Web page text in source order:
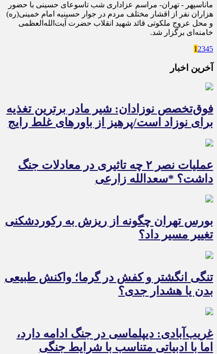
ماناسپهر - تهران- مراسم عزاداری شب تاسوعای حسینی با حضور
هزاران نفر از اقشار مختلف مردم در جوار حسینیه امام خمینی(ره)
و محل عروج ملکوتی قائد شهید انقلاب حضرت آیت‌الله‌العظمی
خامنه‌ای برگزار شد.
1 2345
آخرین اخبار
فوق‌تخصص نوزادان: شیر مادر برترین تغذیه
برای نوزاد است/پرهیز از باورهای غلط رایج
عملیات نصر ۲ چه تاثیری در معادلات جنگ
داشت؟ *سعدالله زارعی
بورس تهران چگونه از ریزش به رکوردشکنی
تغییر مسیر داد؟
تنگی انگشتر و کفش در گرما؛ واکنش طبیعی
بدن یا هشدار جدی؟
غریب‌آبادی: دیپلماسی در جنگ ادامه دارد،
اما با ادبیاتی متناسب با شرایط جنگی